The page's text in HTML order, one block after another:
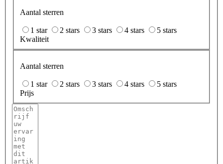
Aantal sterren
1 star 2 stars 3 stars 4 stars
5 stars
Kwaliteit
Aantal sterren
1 star 2 stars 3 stars 4 stars
5 stars
Prijs